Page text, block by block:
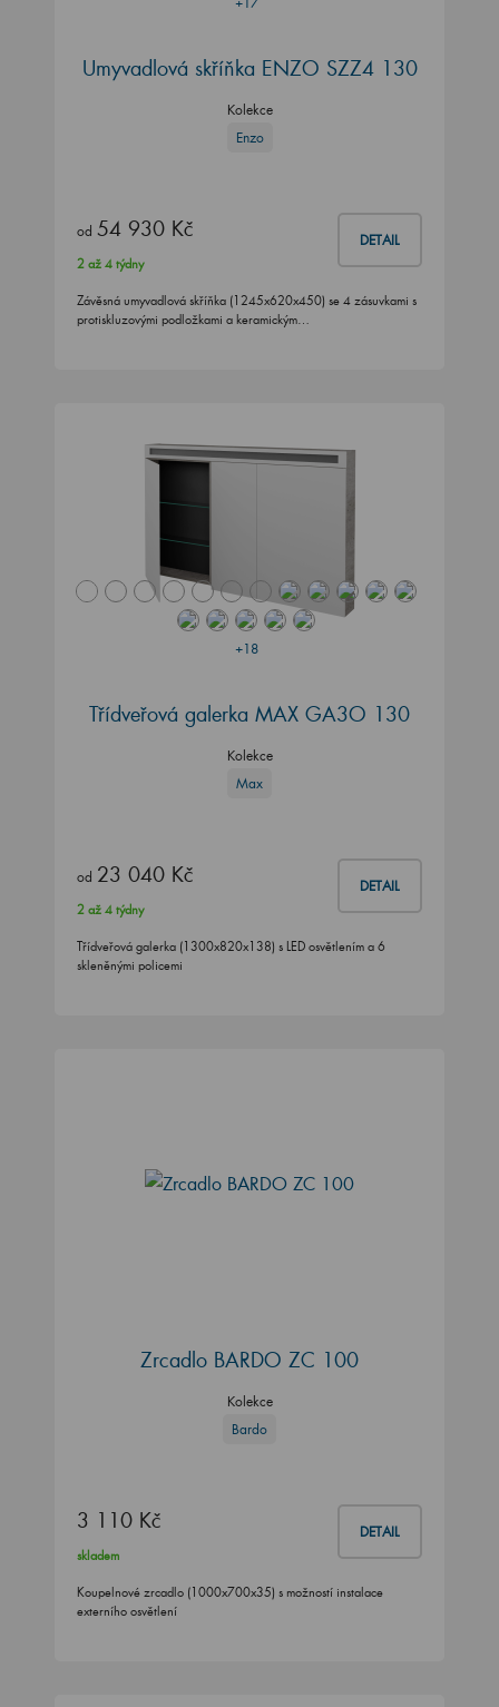
Umyvadlová skříňka ENZO SZZ4 130
Kolekce
Enzo
od 54 930 Kč DETAIL
2 až 4 týdny
Závěsná umyvadlová skříňka (1245x620x450) se 4 zásuvkami s
protiskluzovými podložkami a keramickým…
+18
Třídveřová galerka MAX GA3O 130
Kolekce
Max
od 23 040 Kč DETAIL
2 až 4 týdny
Třídveřová galerka (1300x820x138) s LED osvětlením a 6
skleněnými policemi
Zrcadlo BARDO ZC 100
Kolekce
Bardo
3 110 Kč DETAIL
skladem
Koupelnové zrcadlo (1000x700x35) s možností instalace
externího osvětlení